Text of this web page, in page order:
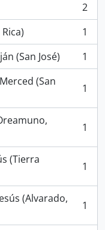
2
1
(San José)
1
(San
1
1
(Tierra
1
(Alvarado,
1